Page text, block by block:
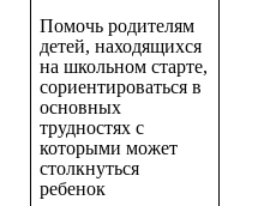
Помочь родителям
детей, находящихся
на школьном старте,
сориентироваться в
основных
трудностях с
которыми может
столкнуться
ребенок